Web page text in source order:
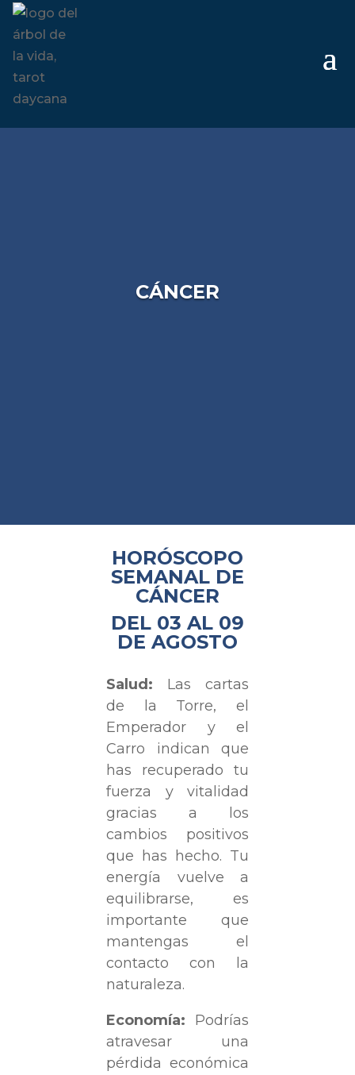
CÁNCER
HORÓSCOPO
SEMANAL DE
CÁNCER
DEL 03 AL 09
DE AGOSTO
Salud: Las cartas
de la Torre, el
Emperador y el
Carro indican que
has recuperado tu
fuerza y vitalidad
gracias a los
cambios positivos
que has hecho. Tu
energía vuelve a
equilibrarse, es
importante que
mantengas el
contacto con la
naturaleza.
Economía: Podrías
atravesar una
pérdida económica